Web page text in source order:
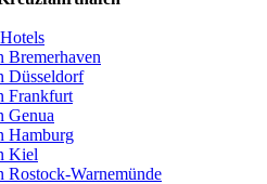
Bremerhaven
Düsseldorf
Frankfurt
Genua
Hamburg
Kiel
Rostock-Warnemünde